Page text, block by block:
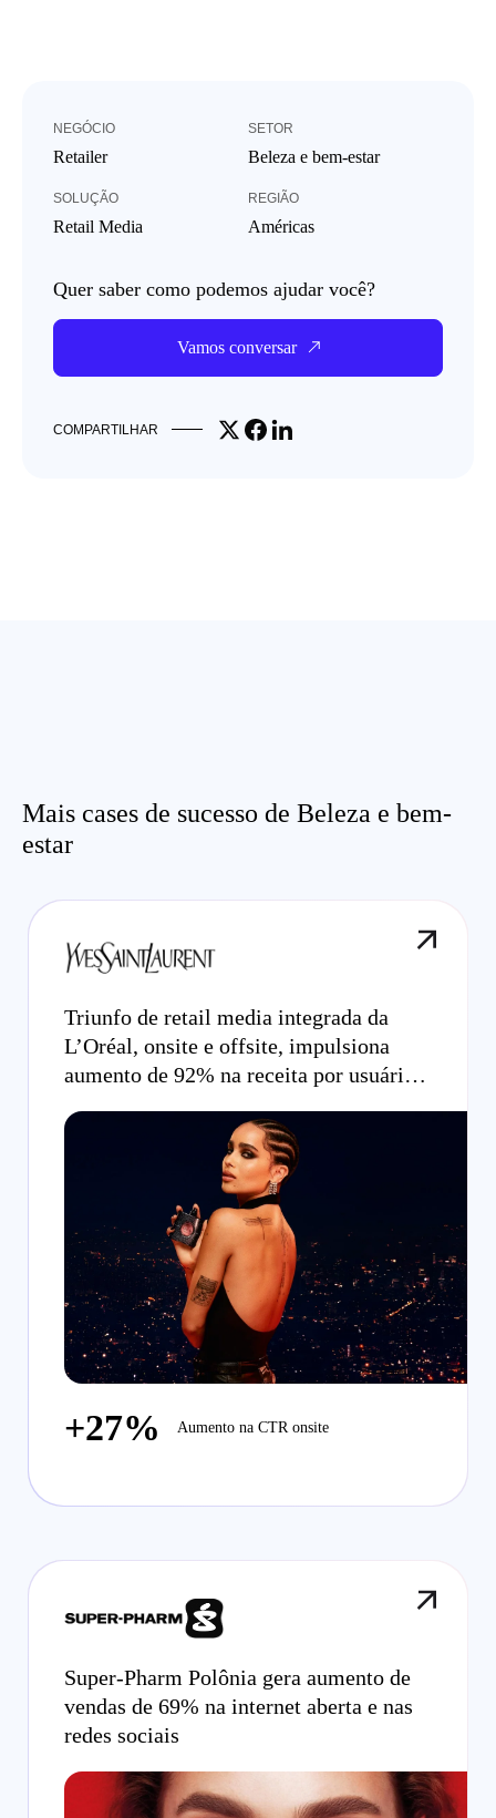
NEGÓCIO
Retailer
SETOR
Beleza e bem-estar
SOLUÇÃO
Retail Media
REGIÃO
Américas
Quer saber como podemos ajudar você?
Vamos conversar
COMPARTILHAR Share on X
Share on Facebook
Share on LinkedIn
Mais cases de sucesso de Beleza e bem-
estar
Triunfo de retail media integrada da
L’Oréal, onsite e offsite, impulsiona
aumento de 92% na receita por usuário
+27% Aumento na CTR onsite
Super-Pharm Polônia gera aumento de
vendas de 69% na internet aberta e nas
redes sociais